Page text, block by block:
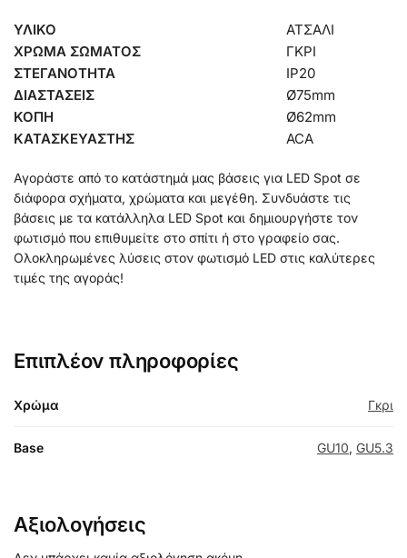
ΥΛΙΚΟ
ΑΤΣΑΛΙ
ΧΡΩΜΑ ΣΩΜΑΤΟΣ
ΓΚΡΙ
ΣΤΕΓΑΝΟΤΗΤΑ
IP20
ΔΙΑΣΤΑΣΕΙΣ
Ø75mm
ΚΟΠΗ
Ø62mm
ΚΑΤΑΣΚΕΥΑΣΤΗΣ
ACA
Αγοράστε από το κατάστημά μας βάσεις για LED Spot σε
διάφορα σχήματα, χρώματα και μεγέθη. Συνδυάστε τις
βάσεις με τα κατάλληλα LED Spot και δημιουργήστε τον
φωτισμό που επιθυμείτε στο σπίτι ή στο γραφείο σας.
Ολοκληρωμένες λύσεις στον φωτισμό LED στις καλύτερες
τιμές της αγοράς!
Επιπλέον πληροφορίες
Χρώμα Γκρι
Base GU10, GU5.3
Αξιολογήσεις